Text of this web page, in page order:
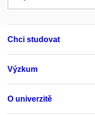
Chci studovat
Výzkum
O univerzitě